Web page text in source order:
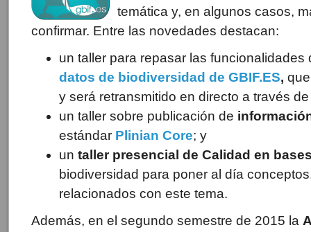
temática y, en algunos casos,
confirmar. Entre las novedades destacan:
un taller para repasar las
datos de biodiversidad de GBIF.ES,
y será retransmitido en directo a través
un taller sobre publicación de
estándar Plinian Core; y
un taller presencial de Calidad en
biodiversidad para poner al día
relacionados con este tema.
Además, en el segundo semestre de 2015 la